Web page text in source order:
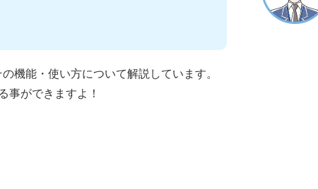
機能・使い方について解説しています。
事ができますよ！